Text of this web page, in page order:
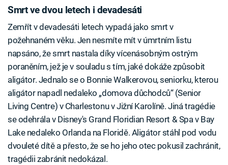
Smrt ve dvou letech i devadesáti
Zemřít v devadesáti letech vypadá jako smrt v
požehnaném věku. Jen nesmíte mít v úmrtním listu
napsáno, že smrt nastala díky vícenásobným ostrým
poraněním, jež je v souladu s tím, jaké dokáže způsobit
aligátor. Jednalo se o Bonnie Walkerovou, seniorku, kterou
aligátor napadl nedaleko „domova důchodců“ (Senior
Living Centre) v Charlestonu v Jižní Karolíně. Jiná tragédie
se odehrála v Disney's Grand Floridian Resort & Spa v Bay
Lake nedaleko Orlanda na Floridě. Aligátor stáhl pod vodu
dvouleté dítě a přesto, že se ho jeho otec pokusil zachránit,
tragédii zabránit nedokázal.